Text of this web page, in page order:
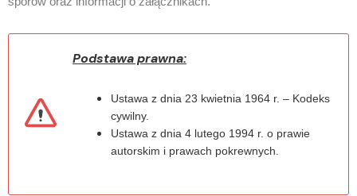
Podstawa prawna:
Ustawa z dnia 23 kwietnia 1964 r. – Kodeks
cywilny.
Ustawa z dnia 4 lutego 1994 r. o prawie
autorskim i prawach pokrewnych.